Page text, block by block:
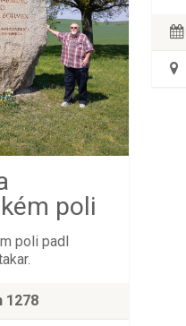
poli
poli padl
1278